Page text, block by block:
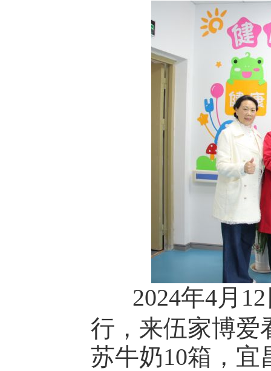
2024年4月
行，来伍家博爱
苏牛奶10箱，